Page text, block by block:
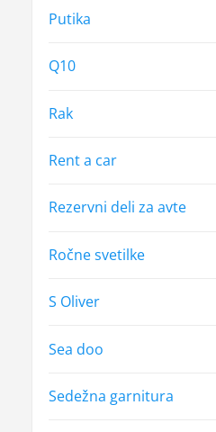
Putika
Q10
Rak
Rent a car
Rezervni deli za avte
Ročne svetilke
S Oliver
Sea doo
Sedežna garnitura